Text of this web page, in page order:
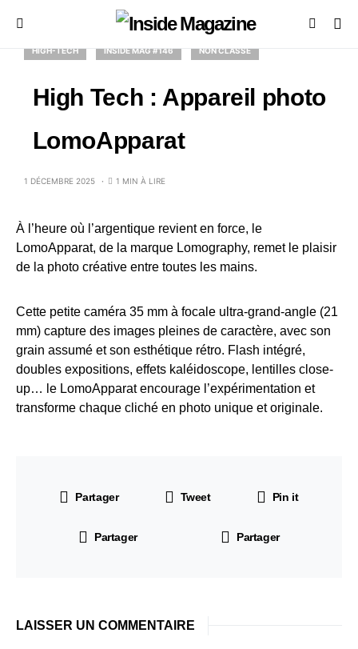
HIGH-TECH INSIDE MAG #146 NON CLASSÉ
High Tech : Appareil photo
LomoApparat
1 DÉCEMBRE 2025 1 MIN À LIRE
À l’heure où l’argentique revient en force, le
LomoApparat, de la marque Lomography, remet le plaisir
de la photo créative entre toutes les mains.
Cette petite caméra 35 mm à focale ultra-grand-angle (21
mm) capture des images pleines de caractère, avec son
grain assumé et son esthétique rétro. Flash intégré,
doubles expositions, effets kaléidoscope, lentilles close-
up… le LomoApparat encourage l’expérimentation et
transforme chaque cliché en photo unique et originale.
Partager Tweet Pin it
Partager Partager
LAISSER UN COMMENTAIRE